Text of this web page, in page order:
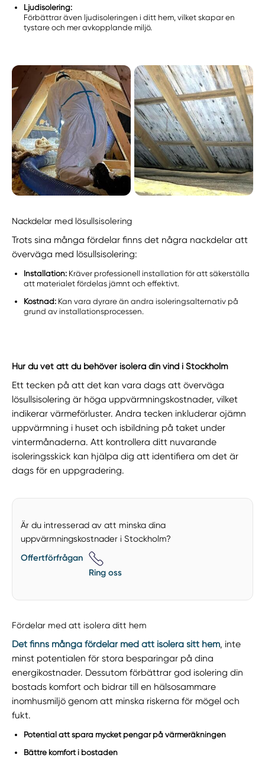
Ljudisolering:
Förbättrar även ljudisoleringen i ditt hem, vilket skapar en
tystare och mer avkopplande miljö.
Nackdelar med lösullsisolering
Trots sina många fördelar finns det några nackdelar att
överväga med lösullsisolering:
Installation: Kräver professionell installation för att säkerställa
att materialet fördelas jämnt och effektivt.
Kostnad: Kan vara dyrare än andra isoleringsalternativ på
grund av installationsprocessen.
Hur du vet att du behöver isolera din vind i Stockholm
Ett tecken på att det kan vara dags att överväga
lösullsisolering är höga uppvärmningskostnader, vilket
indikerar värmeförluster. Andra tecken inkluderar ojämn
uppvärmning i huset och isbildning på taket under
vintermånaderna. Att kontrollera ditt nuvarande
isoleringsskick kan hjälpa dig att identifiera om det är
dags för en uppgradering.
Är du intresserad av att minska dina
uppvärmningskostnader i Stockholm?
Offertförfrågan
Ring oss
Fördelar med att isolera ditt hem
Det finns många fördelar med att isolera sitt hem, inte
minst potentialen för stora besparingar på dina
energikostnader. Dessutom förbättrar god isolering din
bostads komfort och bidrar till en hälsosammare
inomhusmiljö genom att minska riskerna för mögel och
fukt.
Potential att spara mycket pengar på värmeräkningen
Bättre komfort i bostaden